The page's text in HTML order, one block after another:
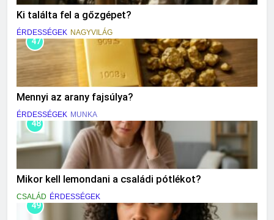
Ki találta fel a gőzgépet?
ÉRDESSÉGEK NAGYVILÁG
47
Mennyi az arany fajsúlya?
ÉRDESSÉGEK MUNKA
48
Mikor kell lemondani a családi pótlékot?
CSALÁD ÉRDESSÉGEK
49